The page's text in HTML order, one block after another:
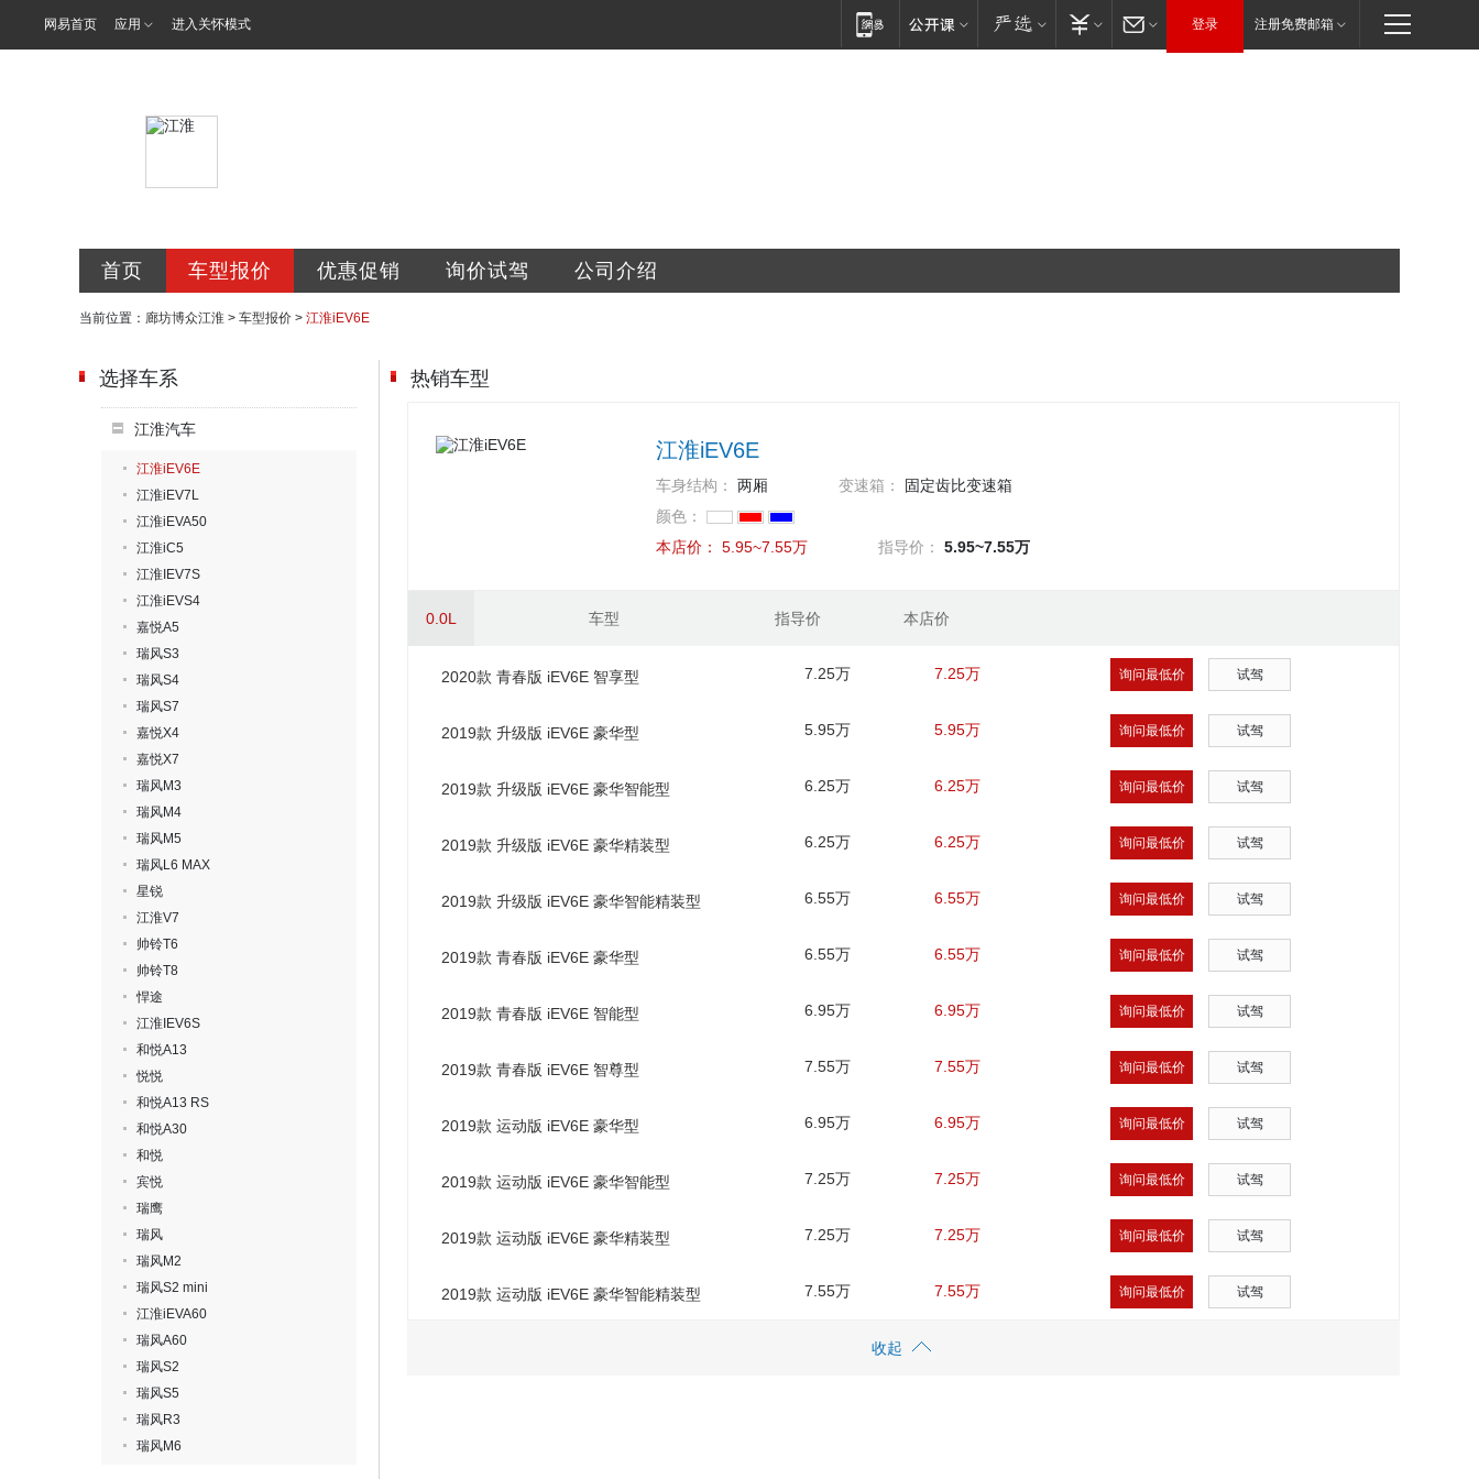
网易首页 应用 进入关怀模式 登录 注册免费邮箱
首页 车型报价 优惠促销 询价试驾 公司介绍
当前位置： 廊坊博众江淮 > 车型报价 > 江淮iEV6E
选择车系
江淮汽车
江淮iEV6E
江淮iEV7L
江淮iEVA50
江淮iC5
江淮IEV7S
江淮iEVS4
嘉悦A5
瑞风S3
瑞风S4
瑞风S7
嘉悦X4
嘉悦X7
瑞风M3
瑞风M4
瑞风M5
瑞风L6 MAX
星锐
江淮V7
帅铃T6
帅铃T8
悍途
江淮IEV6S
和悦A13
悦悦
和悦A13 RS
和悦A30
和悦
宾悦
瑞鹰
瑞风
瑞风M2
瑞风S2 mini
江淮iEVA60
瑞风A60
瑞风S2
瑞风S5
瑞风R3
瑞风M6
热销车型
江淮iEV6E
车身结构： 两厢 变速箱：
固定齿比变速箱
颜色：
本店价：
5.95~7.55万 指导价： 5.95~7.55万
0.0L 车型 指导价 本店价
2020款 青春版 iEV6E 智享型 7.25万 7.25万 询问最低价 试驾
2019款 升级版 iEV6E 豪华型 5.95万 5.95万 询问最低价 试驾
2019款 升级版 iEV6E 豪华智能型 6.25万 6.25万 询问最低价 试驾
2019款 升级版 iEV6E 豪华精装型 6.25万 6.25万 询问最低价 试驾
2019款 升级版 iEV6E 豪华智能精装型 6.55万 6.55万 询问最低价 试驾
2019款 青春版 iEV6E 豪华型 6.55万 6.55万 询问最低价 试驾
2019款 青春版 iEV6E 智能型 6.95万 6.95万 询问最低价 试驾
2019款 青春版 iEV6E 智尊型 7.55万 7.55万 询问最低价 试驾
2019款 运动版 iEV6E 豪华型 6.95万 6.95万 询问最低价 试驾
2019款 运动版 iEV6E 豪华智能型 7.25万 7.25万 询问最低价 试驾
2019款 运动版 iEV6E 豪华精装型 7.25万 7.25万 询问最低价 试驾
2019款 运动版 iEV6E 豪华智能精装型 7.55万 7.55万 询问最低价 试驾
收起